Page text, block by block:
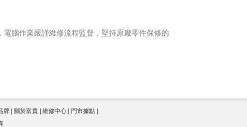
腦作業嚴謹維修流程監督，堅持原廠零件保修的
牌| 關於富貴| 維修中心| 門市據點|